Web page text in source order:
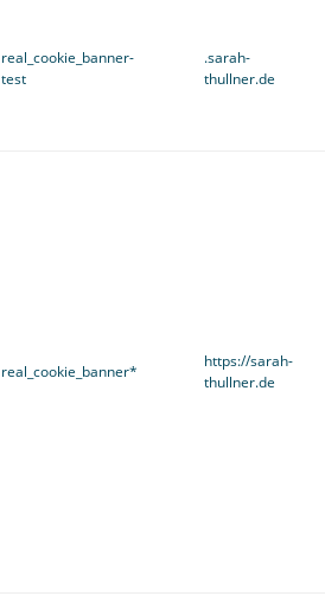
real_cookie_banner-
test
.sarah-
thullner.de
real_cookie_banner*
https://sarah-
thullner.de